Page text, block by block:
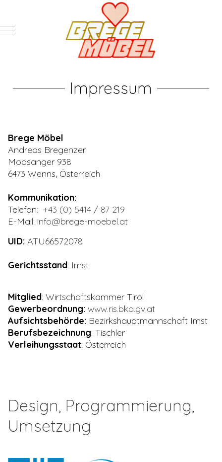
Mobile Menu Toggle
Impressum
Brege Möbel
Andreas Bregenzer
Moosanger 938
6473 Wenns, Österreich
Kommunikation:
Telefon:+43 (0) 5414 / 87 219
E-Mail: info@brege-moebel.at
UID: ATU66572078
Gerichtsstand: Imst
Mitglied: Wirtschaftskammer Tirol
Gewerbeordnung: www.ris.bka.gv.at
Aufsichtsbehörde: Bezirkshauptmannschaft Imst
Berufsbezeichnung: Tischler
Verleihungsstaat: Österreich
Design, Programmierung,
Umsetzung